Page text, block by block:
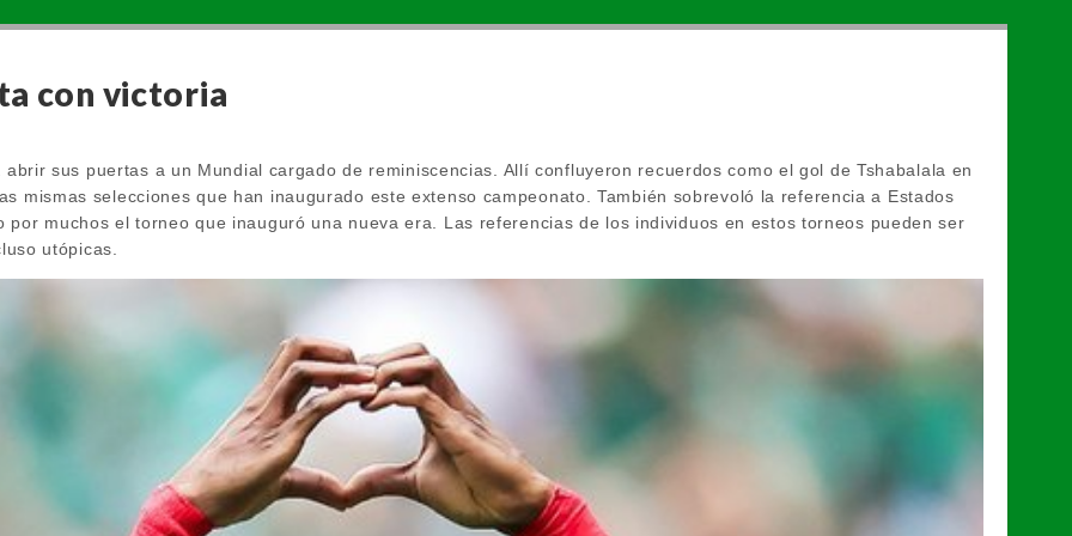
con victoria
abrir sus puertas a un Mundial cargado de reminiscencias. Allí confluyeron recuerdos como el gol de Tshabalala en
mismas selecciones que han inaugurado este extenso campeonato. También sobrevoló la referencia a Estados
por muchos el torneo que inauguró una nueva era. Las referencias de los individuos en estos torneos pueden ser
utópicas.